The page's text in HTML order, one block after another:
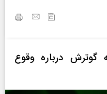
گوترش درباره وقوع